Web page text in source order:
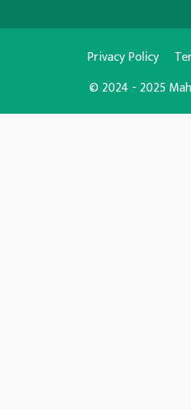
Privacy Policy
© 2024 - 2025